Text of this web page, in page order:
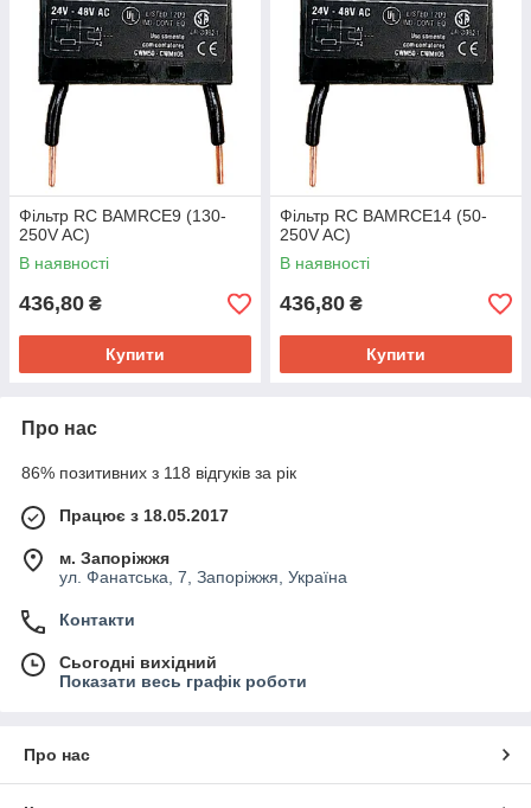
Фільтр RC BAMRCE9 (130-
250V AC)
В наявності
436,80 ₴
Купити
Фільтр RC BAMRCE14 (50-
250V AC)
В наявності
436,80 ₴
Купити
Про нас
86% позитивних з 118 відгуків за рік
Працює з 18.05.2017
м. Запоріжжя
ул. Фанатська, 7, Запоріжжя, Україна
Контакти
Сьогодні вихідний
Показати весь графік роботи
Про нас